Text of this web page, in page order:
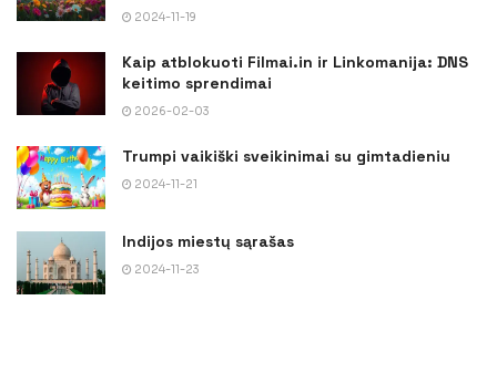
2024-11-19
Kaip atblokuoti Filmai.in ir Linkomanija: DNS
keitimo sprendimai
2026-02-03
Trumpi vaikiški sveikinimai su gimtadieniu
2024-11-21
Indijos miestų sąrašas
2024-11-23